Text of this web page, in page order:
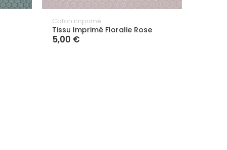
Coton imprimé
Tissu Imprimé Floralie Rose
5,00 €